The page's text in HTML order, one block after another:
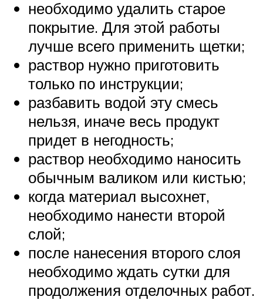
необходимо удалить старое
покрытие. Для этой работы
лучше всего применить щетки;
раствор нужно приготовить
только по инструкции;
разбавить водой эту смесь
нельзя, иначе весь продукт
придет в негодность;
раствор необходимо наносить
обычным валиком или кистью;
когда материал высохнет,
необходимо нанести второй
слой;
после нанесения второго слоя
необходимо ждать сутки для
продолжения отделочных работ.